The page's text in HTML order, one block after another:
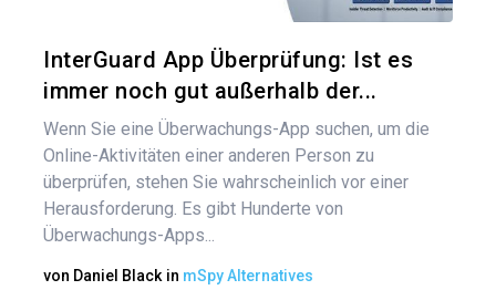
InterGuard App Überprüfung: Ist es
immer noch gut außerhalb der...
Wenn Sie eine Überwachungs-App suchen, um die
Online-Aktivitäten einer anderen Person zu
überprüfen, stehen Sie wahrscheinlich vor einer
Herausforderung. Es gibt Hunderte von
Überwachungs-Apps...
von Daniel Black in mSpy Alternatives